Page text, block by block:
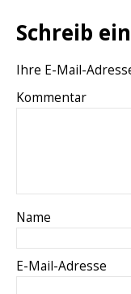
Schreib
Ihre E-Mail-
Kommentar
Name
E-Mail-Adresse